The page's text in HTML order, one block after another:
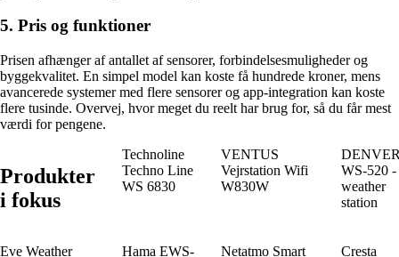
5. Pris og funktioner
Prisen afhænger af antallet af sensorer, forbindelsesmuligheder og
byggekvalitet. En simpel model kan koste få hundrede kroner, mens
avancerede systemer med flere sensorer og app-integration kan koste
flere tusinde. Overvej, hvor meget du reelt har brug for, så du får mest
værdi for pengene.
Produkter
i fokus
Technoline
Techno Line
WS 6830
VENTUS
Vejrstation Wifi
W830W
WS-520 -
weather
station
Eve Weather
Hama EWS-
Netatmo Smart
Cresta